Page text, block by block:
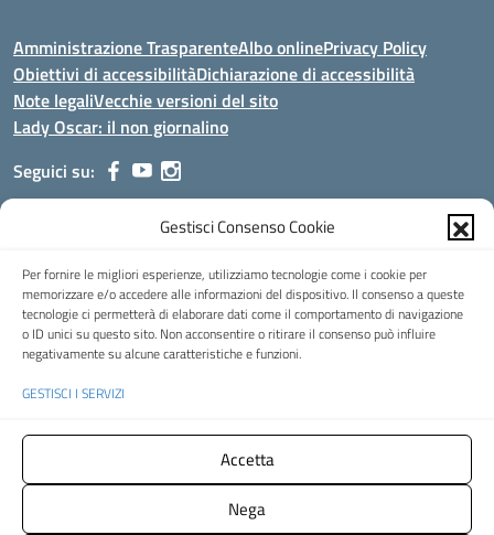
Gestisci Consenso Cookie
Per fornire le migliori esperienze, utilizziamo tecnologie come i cookie per
memorizzare e/o accedere alle informazioni del dispositivo. Il consenso a queste
tecnologie ci permetterà di elaborare dati come il comportamento di navigazione
o ID unici su questo sito. Non acconsentire o ritirare il consenso può influire
negativamente su alcune caratteristiche e funzioni.
GESTISCI I SERVIZI
Accetta
Nega
Amministrazione TrasparenteAlbo onlinePrivacy Policy
Obiettivi di accessibilitàDichiarazione di accessibilità
Note legaliVecchie versioni del sito
Lady Oscar: il non giornalino
Seguici su:
Viale Aldo Moro, 51 - 24021 Albino (Bg)
Posta elettronica certificata (PEC):bgis00900b@pec.istruzione.it
Codice fiscale: 95002390169
Codice meccanografico:BGIS00900B
Codice unico di fatturazione (CUF): UFMHLX
Spazio web concesso in uso gratuito daWeb3king, via Pertini 8 ALBINO
Concept & Design by Designers Italia - Versione del tema: